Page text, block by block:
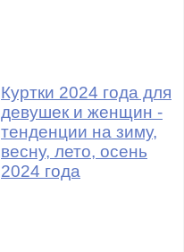
Куртки 2024 года для
девушек и женщин -
тенденции на зиму,
весну, лето, осень
2024 года